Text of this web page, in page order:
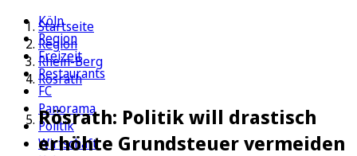
Köln
Region
Freizeit
Restaurants
FC
Panorama
Politik
Wirtschaft
Startseite
Region
Rhein-Berg
Rösrath
Rösrath: Politik will drastisch
erhöhte Grundsteuer vermeiden